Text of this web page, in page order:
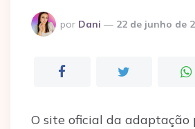
Postado
por
por Dani 22 de junho de
O site oficial da adaptação